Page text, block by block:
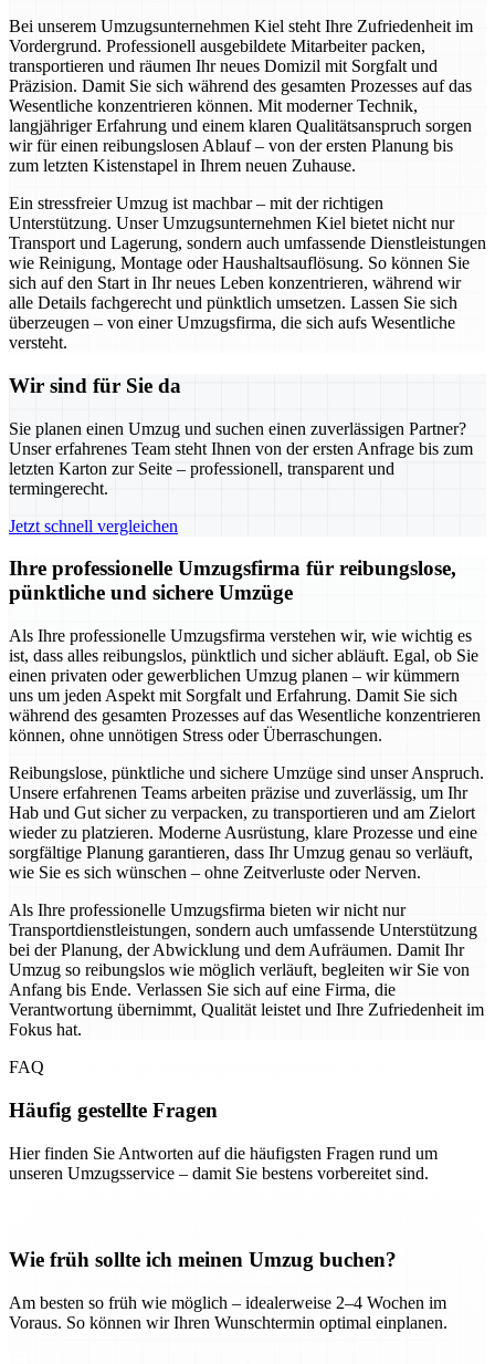
Bei unserem Umzugsunternehmen Kiel steht Ihre Zufriedenheit im
Vordergrund. Professionell ausgebildete Mitarbeiter packen,
transportieren und räumen Ihr neues Domizil mit Sorgfalt und
Präzision. Damit Sie sich während des gesamten Prozesses auf das
Wesentliche konzentrieren können. Mit moderner Technik,
langjähriger Erfahrung und einem klaren Qualitätsanspruch sorgen
wir für einen reibungslosen Ablauf – von der ersten Planung bis
zum letzten Kistenstapel in Ihrem neuen Zuhause.
Ein stressfreier Umzug ist machbar – mit der richtigen
Unterstützung. Unser Umzugsunternehmen Kiel bietet nicht nur
Transport und Lagerung, sondern auch umfassende Dienstleistungen
wie Reinigung, Montage oder Haushaltsauflösung. So können Sie
sich auf den Start in Ihr neues Leben konzentrieren, während wir
alle Details fachgerecht und pünktlich umsetzen. Lassen Sie sich
überzeugen – von einer Umzugsfirma, die sich aufs Wesentliche
versteht.
Wir sind für Sie da
Sie planen einen Umzug und suchen einen zuverlässigen Partner?
Unser erfahrenes Team steht Ihnen von der ersten Anfrage bis zum
letzten Karton zur Seite – professionell, transparent und
termingerecht.
Jetzt schnell vergleichen
Ihre professionelle Umzugsfirma für reibungslose,
pünktliche und sichere Umzüge
Als Ihre professionelle Umzugsfirma verstehen wir, wie wichtig es
ist, dass alles reibungslos, pünktlich und sicher abläuft. Egal, ob Sie
einen privaten oder gewerblichen Umzug planen – wir kümmern
uns um jeden Aspekt mit Sorgfalt und Erfahrung. Damit Sie sich
während des gesamten Prozesses auf das Wesentliche konzentrieren
können, ohne unnötigen Stress oder Überraschungen.
Reibungslose, pünktliche und sichere Umzüge sind unser Anspruch.
Unsere erfahrenen Teams arbeiten präzise und zuverlässig, um Ihr
Hab und Gut sicher zu verpacken, zu transportieren und am Zielort
wieder zu platzieren. Moderne Ausrüstung, klare Prozesse und eine
sorgfältige Planung garantieren, dass Ihr Umzug genau so verläuft,
wie Sie es sich wünschen – ohne Zeitverluste oder Nerven.
Als Ihre professionelle Umzugsfirma bieten wir nicht nur
Transportdienstleistungen, sondern auch umfassende Unterstützung
bei der Planung, der Abwicklung und dem Aufräumen. Damit Ihr
Umzug so reibungslos wie möglich verläuft, begleiten wir Sie von
Anfang bis Ende. Verlassen Sie sich auf eine Firma, die
Verantwortung übernimmt, Qualität leistet und Ihre Zufriedenheit im
Fokus hat.
FAQ
Häufig gestellte Fragen
Hier finden Sie Antworten auf die häufigsten Fragen rund um
unseren Umzugsservice – damit Sie bestens vorbereitet sind.
Wie früh sollte ich meinen Umzug buchen?
Am besten so früh wie möglich – idealerweise 2–4 Wochen im
Voraus. So können wir Ihren Wunschtermin optimal einplanen.